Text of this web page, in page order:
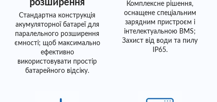
розширення
Стандартна конструкція
акумуляторної батареї для
паралельного розширення
ємності; щоб максимально
ефективно
використовувати простір
батарейного відсіку.
Комплексне рішення,
оснащене спеціальним
зарядним пристроєм і
інтелектуальною BMS;
Захист від води та пилу
IP65.